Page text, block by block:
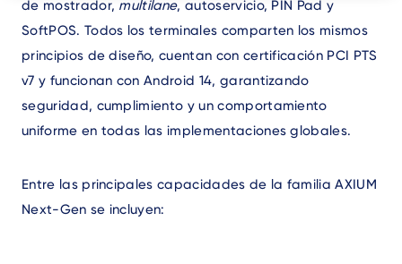
de mostrador, multilane, autoservicio, PIN Pad y
SoftPOS. Todos los terminales comparten los mismos
principios de diseño, cuentan con certificación PCI PTS
v7 y funcionan con Android 14, garantizando
seguridad, cumplimiento y un comportamiento
uniforme en todas las implementaciones globales.
Entre las principales capacidades de la familia AXIUM
Next-Gen se incluyen: